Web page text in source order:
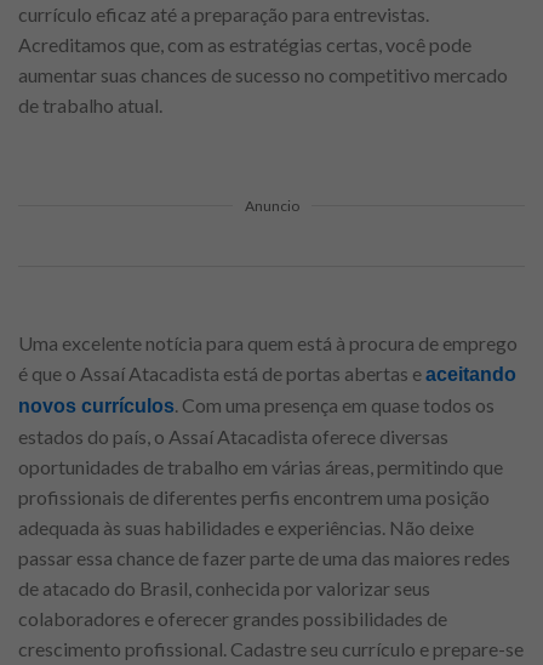
currículo eficaz até a preparação para entrevistas.
Acreditamos que, com as estratégias certas, você pode
aumentar suas chances de sucesso no competitivo mercado
de trabalho atual.
Anuncio
Uma excelente notícia para quem está à procura de emprego
é que o Assaí Atacadista está de portas abertas eaceitando
novos currículos . Com uma presença em quase todos os
estados do país, o Assaí Atacadista oferece diversas
oportunidades de trabalho em várias áreas, permitindo que
profissionais de diferentes perfis encontrem uma posição
adequada às suas habilidades e experiências. Não deixe
passar essa chance de fazer parte de uma das maiores redes
de atacado do Brasil, conhecida por valorizar seus
colaboradores e oferecer grandes possibilidades de
crescimento profissional. Cadastre seu currículo e prepare-se